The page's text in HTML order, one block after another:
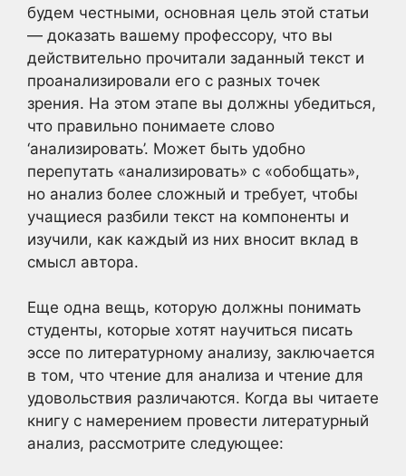
будем честными, основная цель этой статьи
— доказать вашему профессору, что вы
действительно прочитали заданный текст и
проанализировали его с разных точек
зрения. На этом этапе вы должны убедиться,
что правильно понимаете слово
‘анализировать’. Может быть удобно
перепутать «анализировать» с «обобщать»,
но анализ более сложный и требует, чтобы
учащиеся разбили текст на компоненты и
изучили, как каждый из них вносит вклад в
смысл автора.
Еще одна вещь, которую должны понимать
студенты, которые хотят научиться писать
эссе по литературному анализу, заключается
в том, что чтение для анализа и чтение для
удовольствия различаются. Когда вы читаете
книгу с намерением провести литературный
анализ, рассмотрите следующее: